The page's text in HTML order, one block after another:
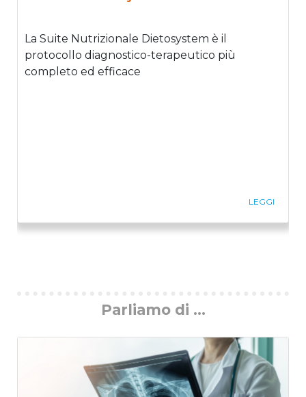
La Suite Nutrizionale Dietosystem è il
protocollo diagnostico-terapeutico più
completo ed efficace
LEGGI
Parliamo di ...